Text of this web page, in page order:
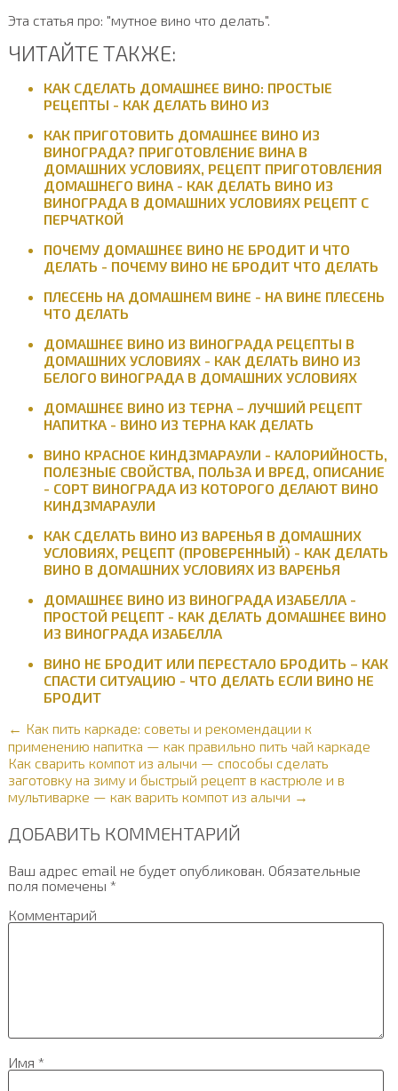
Эта статья про: "мутное вино что делать".
ЧИТАЙТЕ ТАКЖЕ:
КАК СДЕЛАТЬ ДОМАШНЕЕ ВИНО: ПРОСТЫЕ
РЕЦЕПТЫ - КАК ДЕЛАТЬ ВИНО ИЗ
КАК ПРИГОТОВИТЬ ДОМАШНЕЕ ВИНО ИЗ
ВИНОГРАДА? ПРИГОТОВЛЕНИЕ ВИНА В
ДОМАШНИХ УСЛОВИЯХ, РЕЦЕПТ ПРИГОТОВЛЕНИЯ
ДОМАШНЕГО ВИНА - КАК ДЕЛАТЬ ВИНО ИЗ
ВИНОГРАДА В ДОМАШНИХ УСЛОВИЯХ РЕЦЕПТ С
ПЕРЧАТКОЙ
ПОЧЕМУ ДОМАШНЕЕ ВИНО НЕ БРОДИТ И ЧТО
ДЕЛАТЬ - ПОЧЕМУ ВИНО НЕ БРОДИТ ЧТО ДЕЛАТЬ
ПЛЕСЕНЬ НА ДОМАШНЕМ ВИНЕ - НА ВИНЕ ПЛЕСЕНЬ
ЧТО ДЕЛАТЬ
ДОМАШНЕЕ ВИНО ИЗ ВИНОГРАДА РЕЦЕПТЫ В
ДОМАШНИХ УСЛОВИЯХ - КАК ДЕЛАТЬ ВИНО ИЗ
БЕЛОГО ВИНОГРАДА В ДОМАШНИХ УСЛОВИЯХ
ДОМАШНЕЕ ВИНО ИЗ ТЕРНА – ЛУЧШИЙ РЕЦЕПТ
НАПИТКА - ВИНО ИЗ ТЕРНА КАК ДЕЛАТЬ
ВИНО КРАСНОЕ КИНДЗМАРАУЛИ - КАЛОРИЙНОСТЬ,
ПОЛЕЗНЫЕ СВОЙСТВА, ПОЛЬЗА И ВРЕД, ОПИСАНИЕ
- СОРТ ВИНОГРАДА ИЗ КОТОРОГО ДЕЛАЮТ ВИНО
КИНДЗМАРАУЛИ
КАК СДЕЛАТЬ ВИНО ИЗ ВАРЕНЬЯ В ДОМАШНИХ
УСЛОВИЯХ, РЕЦЕПТ (ПРОВЕРЕННЫЙ) - КАК ДЕЛАТЬ
ВИНО В ДОМАШНИХ УСЛОВИЯХ ИЗ ВАРЕНЬЯ
ДОМАШНЕЕ ВИНО ИЗ ВИНОГРАДА ИЗАБЕЛЛА -
ПРОСТОЙ РЕЦЕПТ - КАК ДЕЛАТЬ ДОМАШНЕЕ ВИНО
ИЗ ВИНОГРАДА ИЗАБЕЛЛА
ВИНО НЕ БРОДИТ ИЛИ ПЕРЕСТАЛО БРОДИТЬ – КАК
СПАСТИ СИТУАЦИЮ - ЧТО ДЕЛАТЬ ЕСЛИ ВИНО НЕ
БРОДИТ
← Как пить каркаде: советы и рекомендации к
применению напитка — как правильно пить чай каркаде
Как сварить компот из алычи — способы сделать
заготовку на зиму и быстрый рецепт в кастрюле и в
мультиварке — как варить компот из алычи →
ДОБАВИТЬ КОММЕНТАРИЙ
Ваш адрес email не будет опубликован. Обязательные
поля помечены *
Комментарий
Имя *